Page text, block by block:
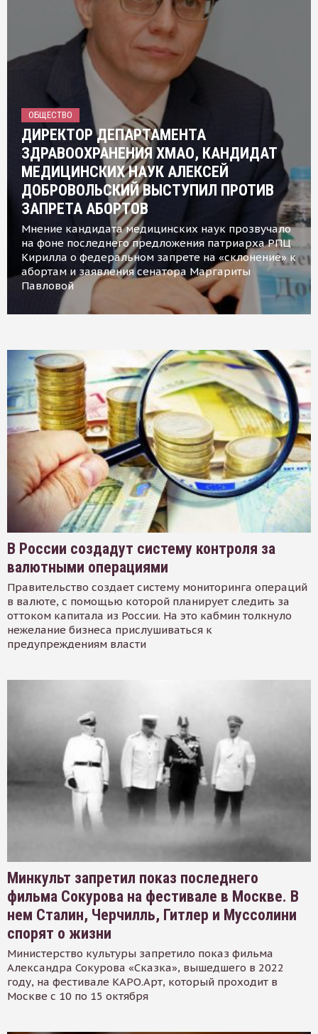
ОБЩЕСТВО
ДИРЕКТОР ДЕПАРТАМЕНТА
ЗДРАВООХРАНЕНИЯ ХМАО, КАНДИДАТ
МЕДИЦИНСКИХ НАУК АЛЕКСЕЙ
ДОБРОВОЛЬСКИЙ ВЫСТУПИЛ ПРОТИВ
ЗАПРЕТА АБОРТОВ
Мнение кандидата медицинских наук прозвучало
на фоне последнего предложения патриарха РПЦ
Кирилла о федеральном запрете на «склонение» к
абортам и заявления сенатора Маргариты
Павловой
В России создадут систему контроля за
валютными операциями
Правительство создает систему мониторинга операций
в валюте, с помощью которой планирует следить за
оттоком капитала из России. На это кабмин толкнуло
нежелание бизнеса прислушиваться к
предупреждениям власти
Минкульт запретил показ последнего
фильма Сокурова на фестивале в Москве. В
нем Сталин, Черчилль, Гитлер и Муссолини
спорят о жизни
Министерство культуры запретило показ фильма
Александра Сокурова «Сказка», вышедшего в 2022
году, на фестивале КАРО.Арт, который проходит в
Москве с 10 по 15 октября